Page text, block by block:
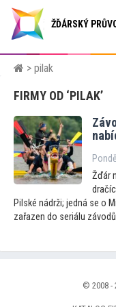
ŽĎÁRSKÝ
> pilak
FIRMY OD ‘PILAK’
Žďár
Pilské nádrži; jedná se o
zařazen do seriálu
© 2008 -